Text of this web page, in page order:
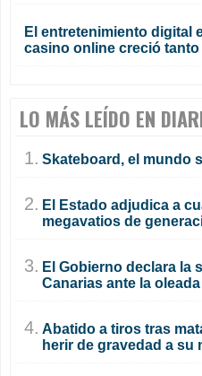
El entretenimiento digital
casino online creció tanto
LO MÁS LEÍDO EN
1. Skateboard, el mundo
2. El Estado adjudica a
megavatios de
3. El Gobierno declara la
Canarias ante la
4. Abatido a tiros tras
herir de gravedad a su